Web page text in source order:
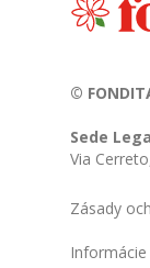
©
Sede
Via
Zásady